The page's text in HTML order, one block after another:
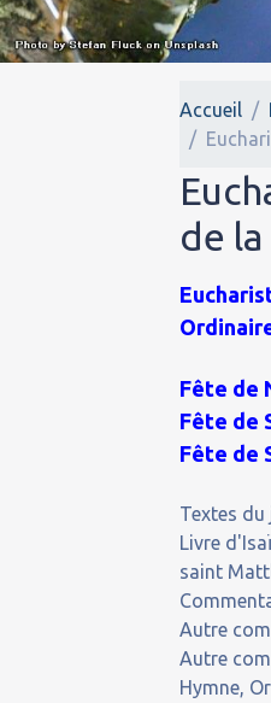
Accueil
de
Fête de
Fête de
Fête de
Textes du
Livre
saint
Autre
Autre
Hymne,